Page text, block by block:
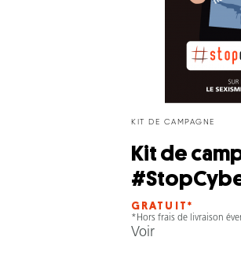
KIT DE CAMPAGNE
Kit de
GRATUIT*
*Hors frais de livraison
Voir